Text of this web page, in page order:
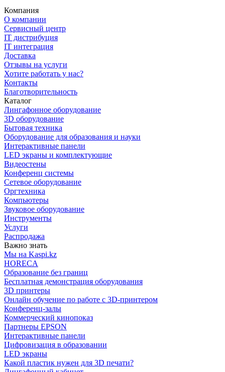
Компания
О компании
Сервисный центр
IT дистрибуция
IT интеграция
Доставка
Отзывы на услуги
Хотите работать у нас?
Контакты
Благотворительность
Каталог
Лингафонное оборудование
3D оборудование
Бытовая техника
Оборудование для образования и науки
Интерактивные панели
LED экраны и комплектующие
Видеостены
Конференц системы
Сетевое оборудование
Оргтехника
Компьютеры
Звуковое оборудование
Инструменты
Услуги
Распродажа
Важно знать
Мы на Kaspi.kz
HORECA
Образование без границ
Бесплатная демонстрация оборудования
3D принтеры
Онлайн обучение по работе с 3D-принтером
Конференц-залы
Коммерческий кинопоказ
Партнеры EPSON
Интерактивные панели
Цифровизация в образовании
LED экраны
Какой пластик нужен для 3D печати?